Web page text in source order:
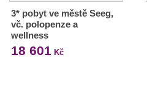
3* pobyt ve městě Seeg,
vč. polopenze a
wellness
18 601 Kč